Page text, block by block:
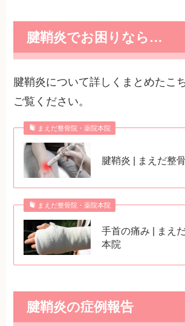
腱鞘炎でお困りなら…
腱鞘炎について詳しくまとめたこ
ご覧ください。
まえだ整骨院・薬院本院
腱鞘炎 | まえだ整
まえだ整骨院・薬院本院
手首の痛み | まえ
本院
腱鞘炎の症例報告